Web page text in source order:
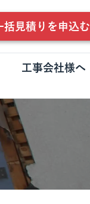
括見積りを申込む
工事会社様へ